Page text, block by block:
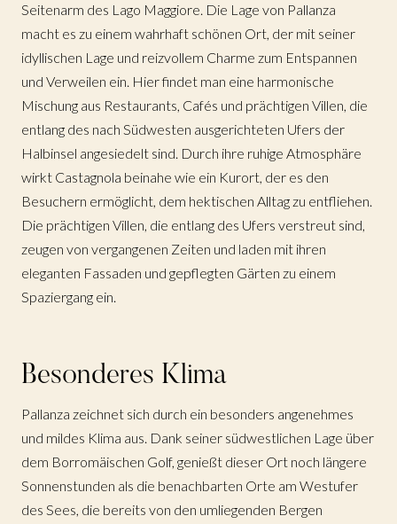
Seitenarm des Lago Maggiore. Die Lage von Pallanza
macht es zu einem wahrhaft schönen Ort, der mit seiner
idyllischen Lage und reizvollem Charme zum Entspannen
und Verweilen ein. Hier findet man eine harmonische
Mischung aus Restaurants, Cafés und prächtigen Villen, die
entlang des nach Südwesten ausgerichteten Ufers der
Halbinsel angesiedelt sind. Durch ihre ruhige Atmosphäre
wirkt Castagnola beinahe wie ein Kurort, der es den
Besuchern ermöglicht, dem hektischen Alltag zu entfliehen.
Die prächtigen Villen, die entlang des Ufers verstreut sind,
zeugen von vergangenen Zeiten und laden mit ihren
eleganten Fassaden und gepflegten Gärten zu einem
Spaziergang ein.
Besonderes Klima
Pallanza zeichnet sich durch ein besonders angenehmes
und mildes Klima aus. Dank seiner südwestlichen Lage über
dem Borromäischen Golf, genießt dieser Ort noch längere
Sonnenstunden als die benachbarten Orte am Westufer
des Sees, die bereits von den umliegenden Bergen